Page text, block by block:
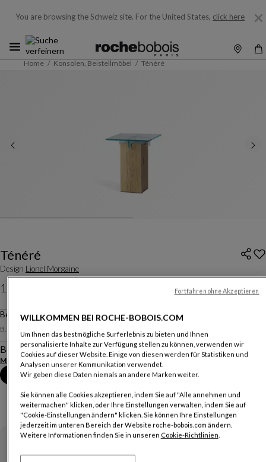
You are browsing the Schweiz site. For the United States, click here
Home Konsolen, Beistellmöbel Ténéré
Ténéré
Design Lionel Morgaine
1 390 CHF
Preise gelten für die Schweiz und verstehen sich ohne Lieferung.
Beistelltisch H50
B. 40 X H. 50 X T. 40 Cm
Beschreibung
Mehr anzeigen Produktinformationen herunterladen
Termin im Geschäft vereinbaren
WILLKOMMEN BEI ROCHE-BOBOIS.COM
Um Ihnen das bestmögliche Surferlebnis zu bieten und Ihnen
personalisierte Inhalte zur Verfügung stellen zu können, verwenden wir
Cookies auf dieser Website. Einige von diesen werden für Statistiken und
Analysen unserer Kommunikation verwendet.
Wir geben diese Daten niemals an andere Marken weiter.
Sie können alle Cookies akzeptieren, indem Sie auf "Alle annehmen und
weitermachen" klicken, oder Ihre Einstellungen verwalten, indem Sie auf
"Cookie-Einstellungen ändern" klicken. Sie können Ihre Einstellungen
jederzeit im unteren Bereich der Website roche-bobois.com ändern.
Weitere Informationen finden Sie in unseren Cookie-Richtlinien
Fortfahren ohne Akzeptieren